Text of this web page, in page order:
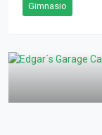
Gimnasio